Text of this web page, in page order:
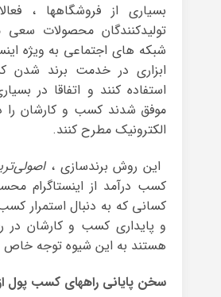
بسیاری از فروشگاهها ،
تولیدکنندگان محصولات
شبکه های اجتماعی به ویژه
ابزاری در خدمت برند شدن
استفاده کنند و اتفاقا در
موفق شدند کسب و کارشان را
الکترونیک مطرح کنند.
این روش برندسازی ،
کسب درآمد از اینستاگرام
کسانی که به دنبال استمرار کسب
و پایداری کسب و کارشان در
هستند به این شیوه توجه خاص
سخن پایانی راههای کسب پول از